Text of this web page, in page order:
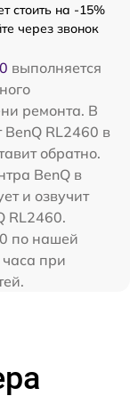
стоить на -15%
через звонок
выполняется
ремонта. В
BenQ RL2460 в
обратно.
BenQ в
и озвучит
RL2460.
по нашей
при